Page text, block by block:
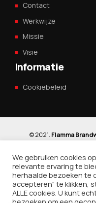
Contact
Werkwijze
Missie
Visie
Informatie
Cookiebeleid
© 2021. Flamma
Bezoek ons
We gebruiken cookies
relevante ervaring te
herhaalde bezoeken te
accepteren" te klikken,
ALLE cookies. U kunt